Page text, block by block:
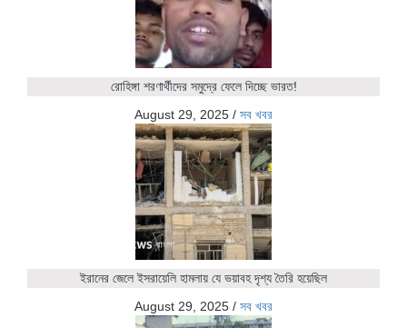
রোহিঙ্গা শরণার্থীদের সমুদ্রে ফেলে দিচ্ছে ভারত!
August 29, 2025 / সব খবর
ইরানের জেলে ইসরায়েলি হামলায় যে ভয়াবহ দৃশ্য তৈরি হয়েছিল
August 29, 2025 / সব খবর